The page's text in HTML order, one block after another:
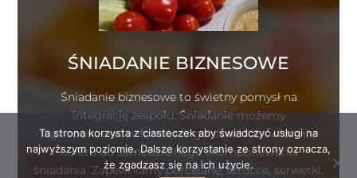
ŚNIADANIE BIZNESOWE
Śniadanie biznesowe to świetny pomysł na
integrację zespołu. Śniadanie możemy
zaproponować w formie finger food lub w formie
bufetu do samodzielnego skomponowania
śniadania. Zapewniamy porcelanę, sztućce, serwetki,
Ta strona korzysta z ciasteczek aby świadczyć usługi na
najwyższym poziomie. Dalsze korzystanie ze strony oznacza,
że zgadzasz się na ich użycie.